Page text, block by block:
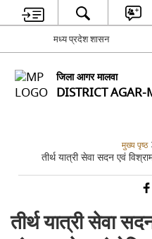
मध्य प्रदेश शासन
जिला आगर मालवा
DISTRICT
मुख्य पृष्ठ
तीर्थ यात्री सेवा सदन एवं
तीर्थ यात्री सेवा